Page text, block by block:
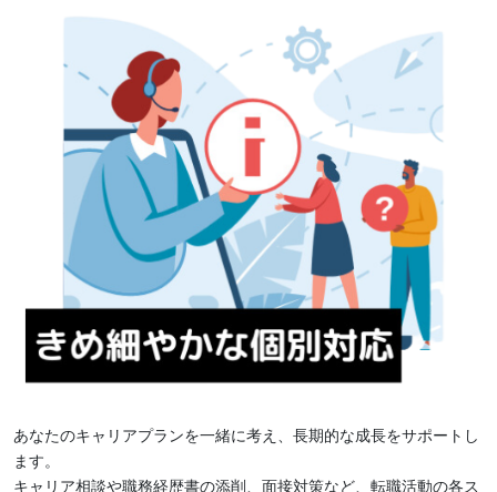
あなたのキャリアプランを一緒に考え、長期的な成長をサポートし
ます。
キャリア相談や職務経歴書の添削、面接対策など、転職活動の各ス